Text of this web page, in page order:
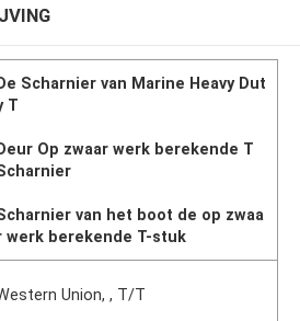
Scharnier van Marine Heavy Dut
T
Op zwaar werk berekende T
van het boot de op zwaa
werk berekende T-stuk
Union, , T/T